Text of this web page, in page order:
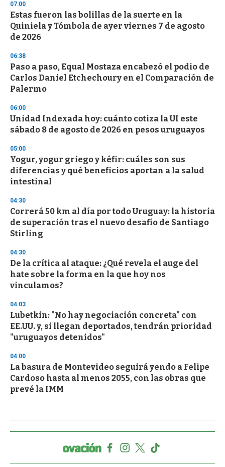
d
s
o
f
3
s
e
c
o
n
07:00
Estas fueron las bolillas de la suerte en la
Quiniela y Tómbola de ayer viernes 7 de agosto
de 2026
06:38
Paso a paso, Equal Mostaza encabezó el podio de
Carlos Daniel Etchechoury en el Comparación de
Palermo
06:00
Unidad Indexada hoy: cuánto cotiza la UI este
sábado 8 de agosto de 2026 en pesos uruguayos
05:00
Yogur, yogur griego y kéfir: cuáles son sus
diferencias y qué beneficios aportan a la salud
intestinal
04:30
Correrá 50 km al día por todo Uruguay: la historia
de superación tras el nuevo desafío de Santiago
Stirling
04:30
De la crítica al ataque: ¿Qué revela el auge del
hate sobre la forma en la que hoy nos
vinculamos?
04:03
Lubetkin: "No hay negociación concreta" con
EE.UU. y, si llegan deportados, tendrán prioridad
"uruguayos detenidos"
04:00
La basura de Montevideo seguirá yendo a Felipe
Cardoso hasta al menos 2055, con las obras que
prevé la IMM